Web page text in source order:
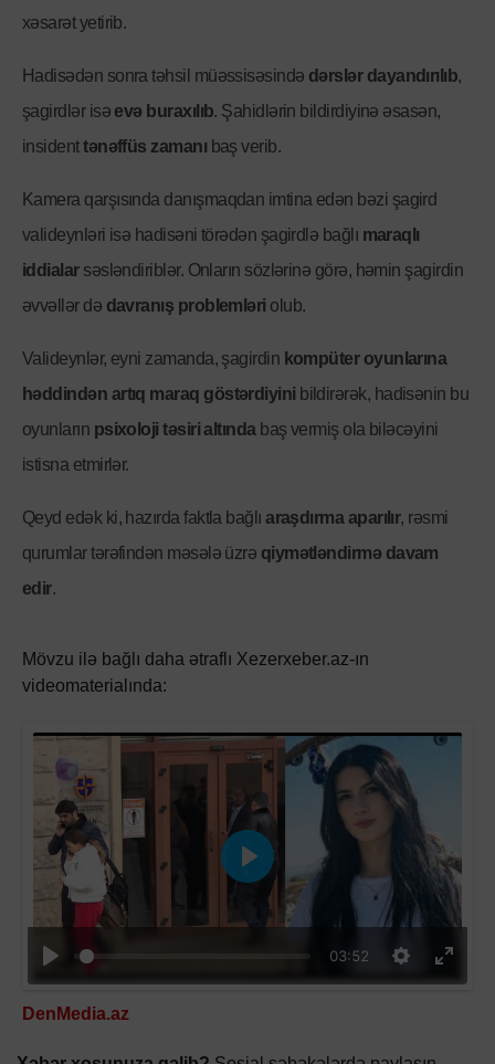
xəsarət yetirib.
Hadisədən sonra təhsil müəssisəsində dərslər dayandırılıb,
şagirdlər isə evə buraxılıb. Şahidlərin bildirdiyinə əsasən,
insidenttənəffüs zamanı baş verib.
Kamera qarşısında danışmaqdan imtina edən bəzi şagird
valideynləri isə hadisəni törədən şagirdlə bağlı maraqlı
iddialarsəsləndiriblər. Onların sözlərinə görə, həmin şagirdin
əvvəllər də davranış problemləri olub.
Valideynlər, eyni zamanda, şagirdin kompüter oyunlarına
həddindən artıq maraq göstərdiyini bildirərək, hadisənin bu
oyunların psixoloji təsiri altındabaş vermiş ola biləcəyini
istisna etmirlər.
Qeyd edək ki, hazırda faktla bağlıaraşdırma aparılır, rəsmi
qurumlar tərəfindən məsələ üzrə qiymətləndirmə davam
edir.
Mövzu ilə bağlı daha ətraflı Xezerxeber.az-ın
videomaterialında:
03:52
Oyna
DenMedia.az